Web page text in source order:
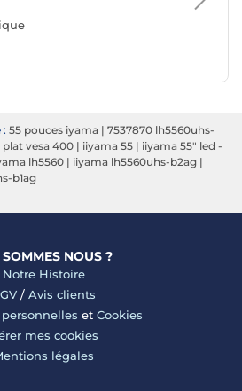
: 55 pouces iyama | 7537870 lh5560uhs-
plat vesa 400 | iiyama 55 | iiyama 55" led -
lh5560 | iiyama lh5560uhs-b2ag |
b1ag
NOUS ?
Notre Histoire
/ Avis clients
et Cookies
mes cookies
légales